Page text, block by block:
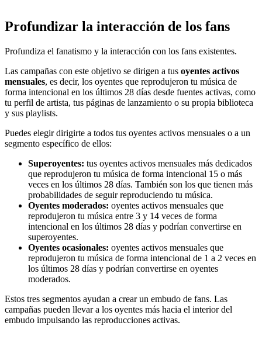
Profundizar la interacción de los fans
Profundiza el fanatismo y la interacción con los fans existentes.
Las campañas con este objetivo se dirigen a tus oyentes activos
mensuales, es decir, los oyentes que reprodujeron tu música de
forma intencional en los últimos 28 días desde fuentes activas, como
tu perfil de artista, tus páginas de lanzamiento o su propia biblioteca
y sus playlists.
Puedes elegir dirigirte a todos tus oyentes activos mensuales o a un
segmento específico de ellos:
Superoyentes: tus oyentes activos mensuales más dedicados
que reprodujeron tu música de forma intencional 15 o más
veces en los últimos 28 días. También son los que tienen más
probabilidades de seguir reproduciendo tu música.
Oyentes moderados: oyentes activos mensuales que
reprodujeron tu música entre 3 y 14 veces de forma
intencional en los últimos 28 días y podrían convertirse en
superoyentes.
Oyentes ocasionales: oyentes activos mensuales que
reprodujeron tu música de forma intencional de 1 a 2 veces en
los últimos 28 días y podrían convertirse en oyentes
moderados.
Estos tres segmentos ayudan a crear un embudo de fans. Las
campañas pueden llevar a los oyentes más hacia el interior del
embudo impulsando las reproducciones activas.